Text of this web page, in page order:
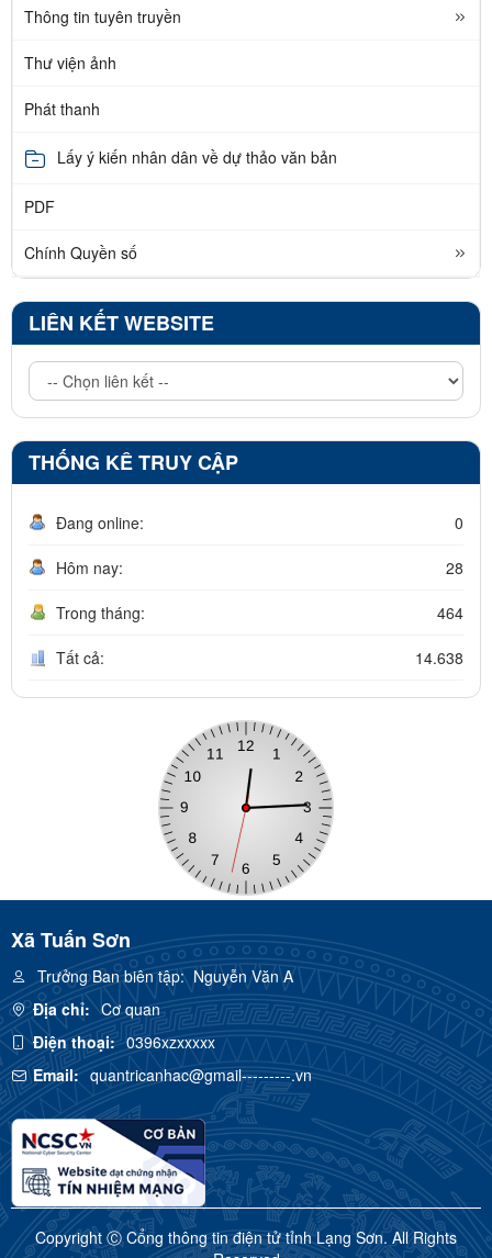
Thông tin tuyên truyền
Thư viện ảnh
Phát thanh
Lấy ý kiến nhân dân về dự thảo văn bản
PDF
Chính Quyền số
LIÊN KẾT WEBSITE
THỐNG KÊ TRUY CẬP
Đang online: 0
Hôm nay: 28
Trong tháng: 464
Tất cả: 14.638
Xã Tuấn Sơn
Trưởng Ban biên tập:Nguyễn Văn A
Địa chỉ: Cơ quan
Điện thoại: 0396xzxxxxx
Email: quantricanhac@gmail---------.vn
Copyright Ⓒ Cổng thông tin điện tử tỉnh Lạng Sơn. All Rights